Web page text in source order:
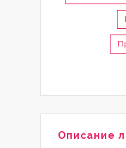
Описание